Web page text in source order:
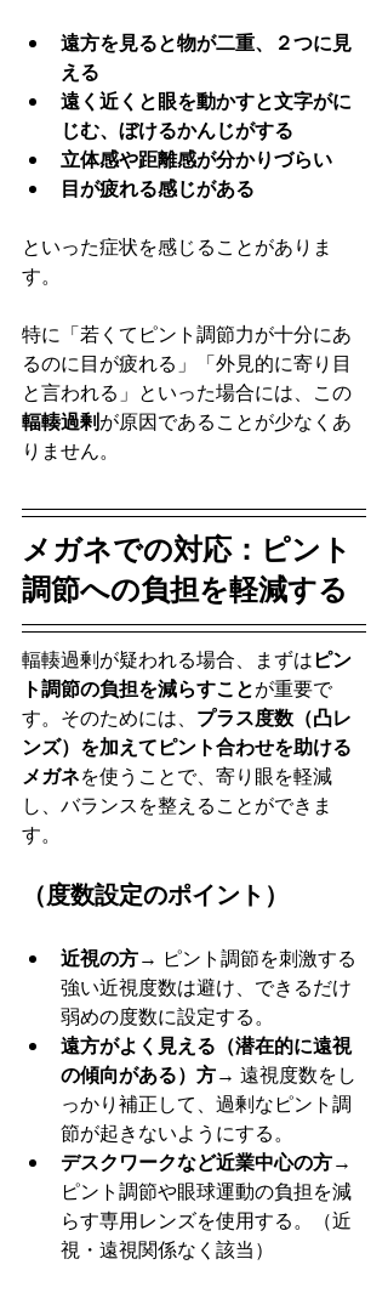
遠方を見ると物が二重、２つに見
える
遠く近くと眼を動かすと文字がに
じむ、ぼけるかんじがする
立体感や距離感が分かりづらい
目が疲れる感じがある
といった症状を感じることがありま
す。
特に「若くてピント調節力が十分にあ
るのに目が疲れる」「外見的に寄り目
と言われる」といった場合には、この
輻輳過剰が原因であることが少なくあ
りません。
メガネでの対応：ピント
調節への負担を軽減する
輻輳過剰が疑われる場合、まずはピン
ト調節の負担を減らすことが重要で
す。そのためには、 プラス度数（凸レ
ンズ）を加えてピント合わせを助ける
メガネを使うことで、寄り眼を軽減
し、バランスを整えることができま
す。
（度数設定のポイント）
近視の方→ ピント調節を刺激する
強い近視度数は避け、できるだけ
弱めの度数に設定する。
遠方がよく見える（潜在的に遠視
の傾向がある）方→ 遠視度数をし
っかり補正して、過剰なピント調
節が起きないようにする。
デスクワークなど近業中心の方→
ピント調節や眼球運動の負担を減
らす専用レンズを使用する。（近
視・遠視関係なく該当）